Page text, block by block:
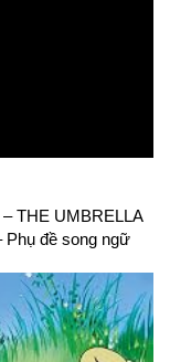
– THE UMBRELLA
Phụ đề song ngữ